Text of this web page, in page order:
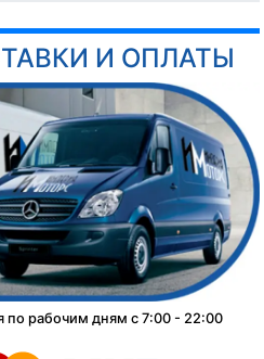
И ОПЛАТЫ
по рабочим дням с 7:00 - 22:00